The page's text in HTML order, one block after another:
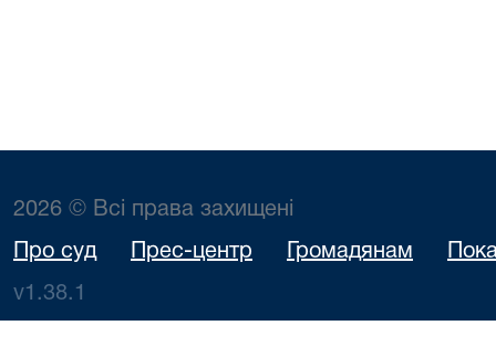
2026 © Всі права захищені
Про суд Прес-центр Громадянам
v1.38.1